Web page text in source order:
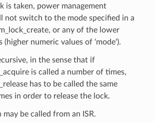
is taken, power management
not switch to the mode specified in a
or any of the lower
(higher numeric values of 'mode').
in the sense that if
is called a number of times,
has to be called the same
in order to release the lock.
be called from an ISR.